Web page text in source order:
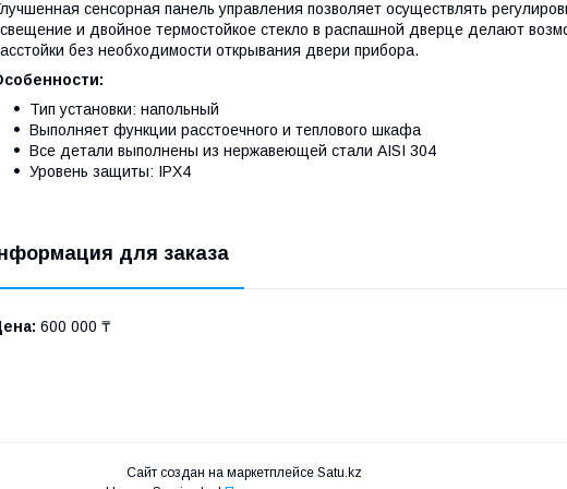
сенсорная панель управления позволяет осуществлять
и двойное термостойкое стекло в распашной дверце делают
без необходимости открывания двери прибора.
Тип установки: напольный
Выполняет функции расстоечного и теплового шкафа
Все детали выполнены из нержавеющей стали AISI 304
Уровень защиты: IPX4
для заказа
600 000 ₸
Сайт создан на маркетплейсе Satu.kz